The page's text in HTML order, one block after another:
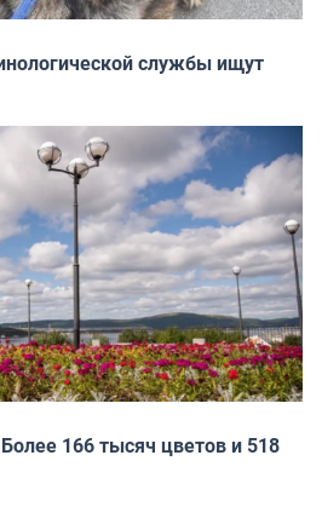
службы ищут
166 тысяч цветов и 518